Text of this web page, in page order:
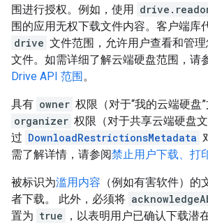
围进行授权。例如，使用
围的应用无权下载文件内容。客户端库
drive 文件范围，允许用户查看和管
文件。如需详细了解云端硬盘范围，请
Drive API 范围。
具有 owner 权限（对于“我的云端硬盘
organizer 权限（对于共享云端硬盘
过 DownloadRestrictionsMetadata
需了解详情，请参阅禁止用户下载、打
被标识为滥用内容 （例如有害软件）
者下载。 此外，必须将
置为 true
，以表明用户已确认下载潜